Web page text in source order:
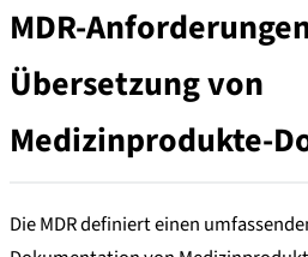
MDR-
Übersetzung von
Medizinprodukte-
Die MDR definiert einen